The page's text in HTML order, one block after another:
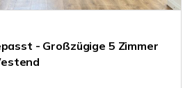
- Großzügige 5 Zimmer